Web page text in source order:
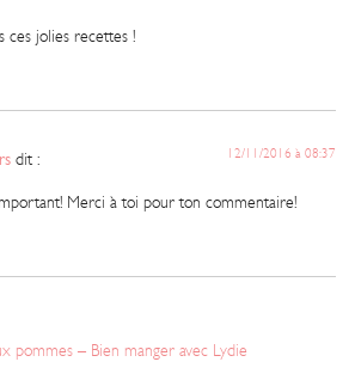
ces jolies recettes !
dit : 12/11/2016 à 08:37
Merci à toi pour ton commentaire!
pommes – Bien manger avec Lydie